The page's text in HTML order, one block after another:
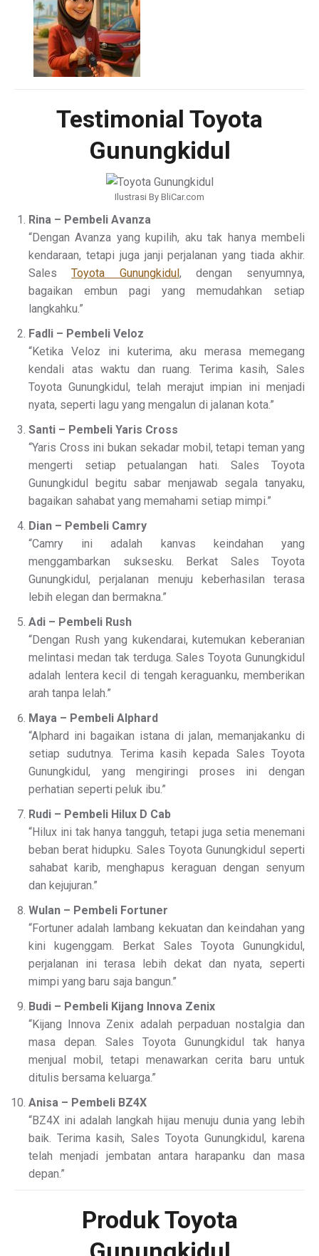
Testimonial Toyota
Gunungkidul
Ilustrasi By BliCar.com
Rina – Pembeli Avanza
“Dengan Avanza yang kupilih, aku tak hanya membeli
kendaraan, tetapi juga janji perjalanan yang tiada akhir.
SalesToyota Gunungkidul, dengan senyumnya,
bagaikan embun pagi yang memudahkan setiap
langkahku.”
Fadli – Pembeli Veloz
“Ketika Veloz ini kuterima, aku merasa memegang
kendali atas waktu dan ruang. Terima kasih, Sales
Toyota Gunungkidul, telah merajut impian ini menjadi
nyata, seperti lagu yang mengalun di jalanan kota.”
Santi – Pembeli Yaris Cross
“Yaris Cross ini bukan sekadar mobil, tetapi teman yang
mengerti setiap petualangan hati. Sales Toyota
Gunungkidul begitu sabar menjawab segala tanyaku,
bagaikan sahabat yang memahami setiap mimpi.”
Dian – Pembeli Camry
“Camry ini adalah kanvas keindahan yang
menggambarkan suksesku. Berkat Sales Toyota
Gunungkidul, perjalanan menuju keberhasilan terasa
lebih elegan dan bermakna.”
Adi – Pembeli Rush
“Dengan Rush yang kukendarai, kutemukan keberanian
melintasi medan tak terduga. Sales Toyota Gunungkidul
adalah lentera kecil di tengah keraguanku, memberikan
arah tanpa lelah.”
Maya – Pembeli Alphard
“Alphard ini bagaikan istana di jalan, memanjakanku di
setiap sudutnya. Terima kasih kepada Sales Toyota
Gunungkidul, yang mengiringi proses ini dengan
perhatian seperti peluk ibu.”
Rudi – Pembeli Hilux D Cab
“Hilux ini tak hanya tangguh, tetapi juga setia menemani
beban berat hidupku. Sales Toyota Gunungkidul seperti
sahabat karib, menghapus keraguan dengan senyum
dan kejujuran.”
Wulan – Pembeli Fortuner
“Fortuner adalah lambang kekuatan dan keindahan yang
kini kugenggam. Berkat Sales Toyota Gunungkidul,
perjalanan ini terasa lebih dekat dan nyata, seperti
mimpi yang baru saja bangun.”
Budi – Pembeli Kijang Innova Zenix
“Kijang Innova Zenix adalah perpaduan nostalgia dan
masa depan. Sales Toyota Gunungkidul tak hanya
menjual mobil, tetapi menawarkan cerita baru untuk
ditulis bersama keluarga.”
Anisa – Pembeli BZ4X
“BZ4X ini adalah langkah hijau menuju dunia yang lebih
baik. Terima kasih, Sales Toyota Gunungkidul, karena
telah menjadi jembatan antara harapanku dan masa
depan.”
Produk Toyota